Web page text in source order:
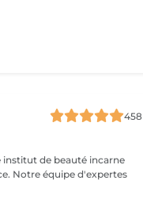
458
de beauté incarne